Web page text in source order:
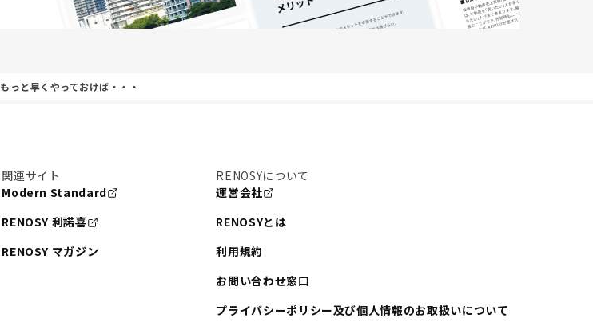
もっと早くやっておけば・・・
関連サイト
Modern Standard
RENOSY 利諾喜
RENOSY マガジン
RENOSYについて
運営会社
RENOSYとは
利用規約
お問い合わせ窓口
プライバシーポリシー及び個人情報のお取扱いについて